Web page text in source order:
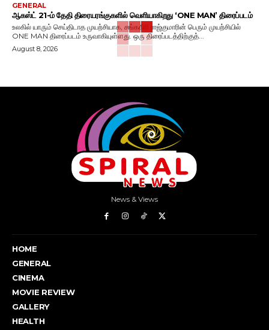
GENERAL
ஆகஸ்ட் 21-ம் தேதி திரையரங்குகளில் வெளியாகிறது ‘ONE MAN’ திரைப்படம்
உலகில் யாரும் செய்திடாத முயற்சியாக, சங்ககிரி ராஜ்குமாரின் பெரும் முயற்சியில்
ONE MAN திரைப்படம் உருவாகியுள்ளது. ஒரு திரைப்படத்திற்குத்...
August 8, 2026
News & Views
HOME
GENERAL
CINEMA
MOVIE REVIEW
GALLERY
HEALTH